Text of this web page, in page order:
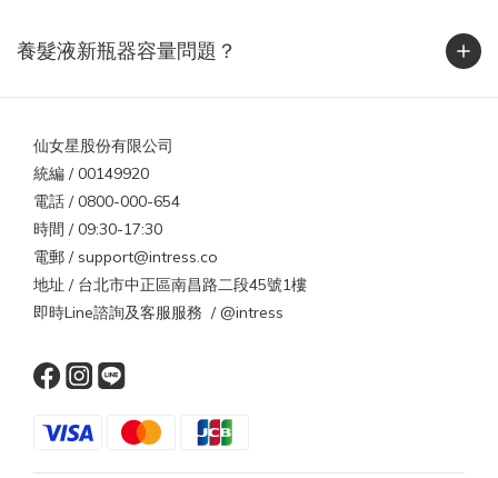
化。染燙後、常吹整或自然偏乾的髮質，都屬於靜電高風險族群。
實用抗靜電 5 招，從旅程到日常都適用1. 保濕是第一步乾燥的頭髮
木梳或金屬梳則能導電釋放靜電。出國時可攜帶小型木梳或抗靜電
梳具。3. 選對衣物材質壓克力、尼龍、聚酯纖維衣物摩擦力強，最
容易起電。改穿棉質、絲質或羊毛混紡衣物能大幅減少靜電。4. 保
持空氣濕度台灣或國外都一樣，濕度過低是靜電主因。可在室內放
一杯水或加濕器，維持濕度約 50%。5. 避免過熱吹風高溫會破壞角
質層，導致更乾更電。建議使用中溫或具負離子功能的吹風機，減
少靜電與水分流失。出國更明顯！這些國家是靜電重災區若你打算
低、衣物材質偏毛料，都是頭髮起電的完美條件。區域代表城市靜
一脫外套就被電🇸🇪 瑞典 / 🇫🇮 芬蘭斯德哥爾摩、赫爾辛基冬季長
達 5 個月，毛料衣物摩擦頻繁🇯🇵 北海道 / 🇰🇷 首爾札幌、首爾室
養髮液新瓶器容量問題？
仙女星股份有限公司
統編 / 00149920
電話 / 0800-000-654
時間 / 09:30-17:30
電郵 / support@intress.co
地址 / 台北市中正區南昌路二段45號1樓
即時Line諮詢及客服服務 / @intress